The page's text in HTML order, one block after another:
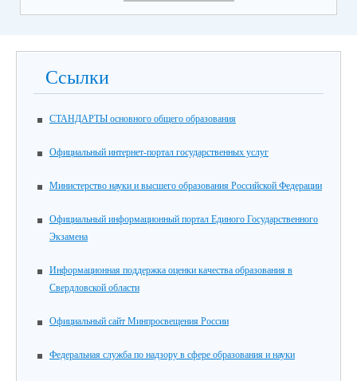
Ссылки
СТАНДАРТЫ основного общего образования
Официальный интернет-портал государственных услуг
Министерство науки и высшего образования Российской Федерации
Официальный информационный портал Единого Государственного
Экзамена
Информационная поддержка оценки качества образования в
Свердловской области
Официальный сайт Минпросвещения России
Федеральная служба по надзору в сфере образования и науки